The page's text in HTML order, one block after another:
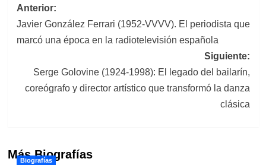
Navegación
de
entradas
Anterior:
Javier González Ferrari (1952-VVVV). El periodista que
marcó una época en la radiotelevisión española
Siguiente:
Serge Golovine (1924-1998): El legado del bailarín,
coreógrafo y director artístico que transformó la danza
clásica
Más Biografías
Biografías